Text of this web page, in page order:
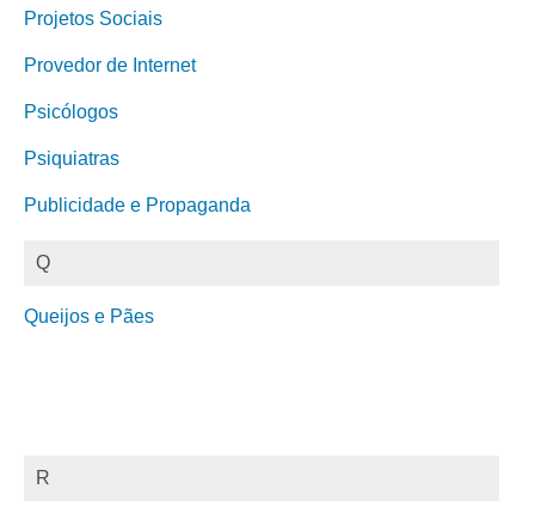
Projetos Sociais
Provedor de Internet
Psicólogos
Psiquiatras
Publicidade e Propaganda
Q
Queijos e Pães
R